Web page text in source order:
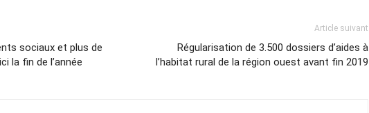
sociaux et plus de
la fin de l’année
Article suivant
Régularisation de 3.500 dossiers d’aides à
l’habitat rural de la région ouest avant fin 2019